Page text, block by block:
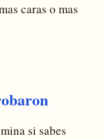
caras o mas
si sabes